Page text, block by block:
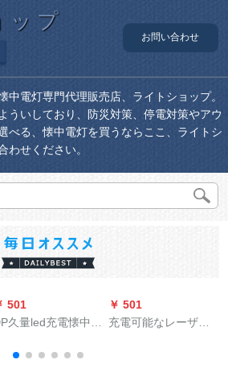
ップ
お問い合わせ
中電灯専門代理販売店、ライトショップ。
ういしており、防災対策、停電対策やアウ
べる、懐中電灯を買うならここ、ライトシ
わせください。
501
久量led充電懐中電
強光屋外灯应急灯両
￥ 501
充電可能なレーザー